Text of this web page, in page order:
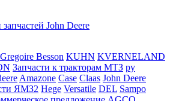
John Deere
Gregoire Besson KUHN KVERNELAND
Запчасти к тракторам МТЗ ру
Amazone Case Claas John Deere
ЯМЗ2 Hege Versatile DEL Sampo